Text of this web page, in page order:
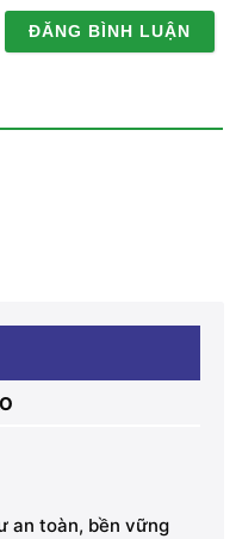
an toàn, bền vững